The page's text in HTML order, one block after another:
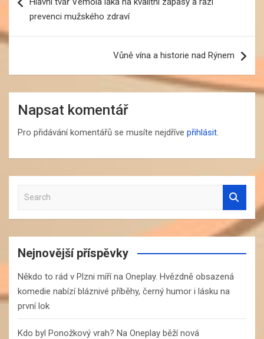
příspěvek
prevenci mužského zdraví
Vůně vína a historie nad Rýnem
Napsat komentář
Pro přidávání komentářů se musíte nejdříve přihlásit.
a
r
c
Nejnovější příspěvky
Někdo to rád v Plzni míří na Oneplay. Hvězdně obsazená
komedie nabízí bláznivé příběhy, černý humor i lásku na
první lok
Kdo byl Ponožkový vrah? Na Oneplay běží nová